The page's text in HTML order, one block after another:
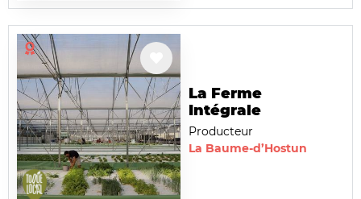
La Ferme
Intégrale
Producteur
La Baume-d’Hostun